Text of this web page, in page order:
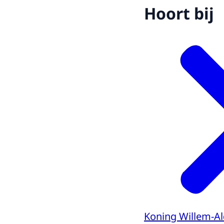
Hoort bij
Koning Willem-